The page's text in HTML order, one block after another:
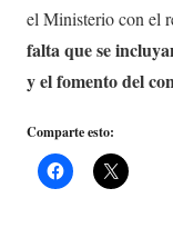
el Ministerio con el
falta que se
y el fomento del
Comparte esto: